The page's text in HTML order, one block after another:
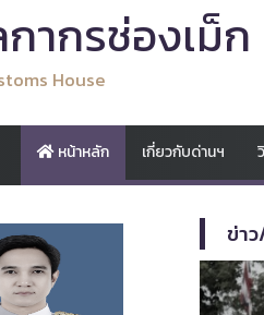
ากรช่องเม็ก
House
หน้าหลัก เกี่ยวกับด่านฯ
ข่า